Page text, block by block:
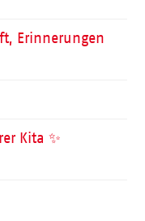
Erinnerungen
Kita ✨